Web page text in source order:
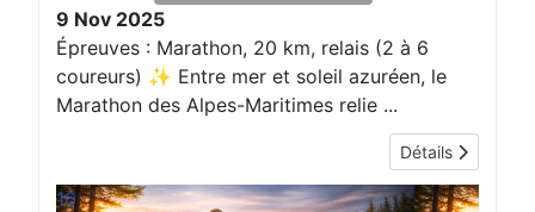
9 Nov 2025
Épreuves : Marathon, 20 km, relais (2 à 6
coureurs) ✨ Entre mer et soleil azuréen, le
Marathon des Alpes-Maritimes relie ...
Détails
16